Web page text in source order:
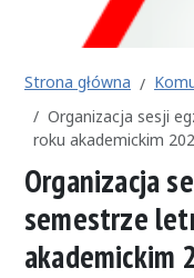
Strona główna
Organizacja sesji
roku akademickim
Organizacja
semestrze
akademickim